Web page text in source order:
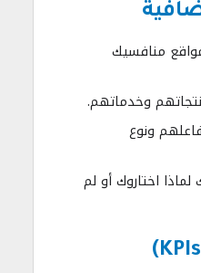
منافسيك
وخدماتهم.
ونوع
اختاروك أو لم